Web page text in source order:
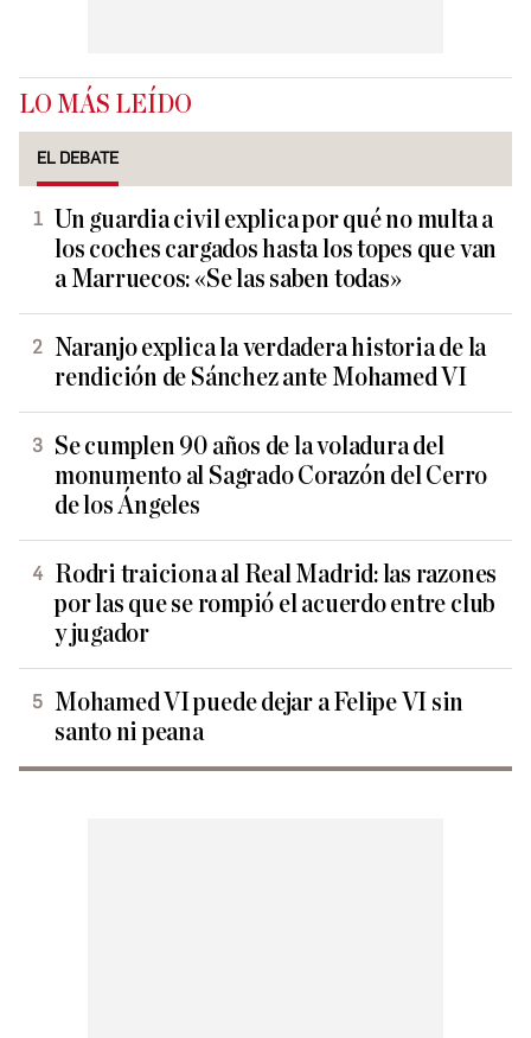
LO MÁS LEÍDO
EL DEBATE
Un guardia civil explica por qué no multa a
los coches cargados hasta los topes que van
a Marruecos: «Se las saben todas»
Naranjo explica la verdadera historia de la
rendición de Sánchez ante Mohamed VI
Se cumplen 90 años de la voladura del
monumento al Sagrado Corazón del Cerro
de los Ángeles
Rodri traiciona al Real Madrid: las razones
por las que se rompió el acuerdo entre club
y jugador
Mohamed VI puede dejar a Felipe VI sin
santo ni peana